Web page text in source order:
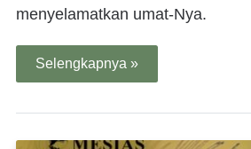
menyelamatkan umat-Nya.
Selengkapnya »